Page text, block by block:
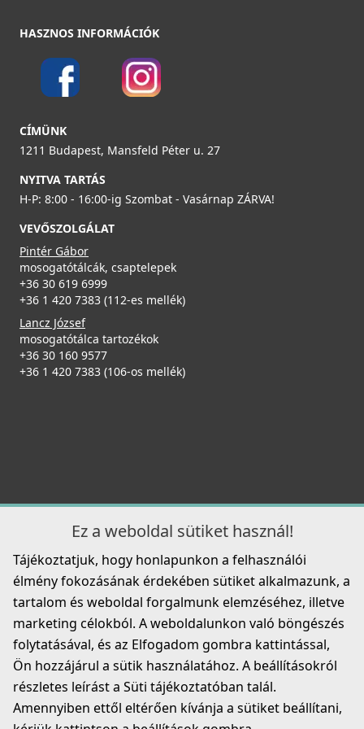
ELLECI - Mosogatótálca Quadra 100 K96
LKQ10096
ELLECI - Mosogatótálca Zen 102 K96
LKZ10296
109 990 Ft
ELLECI - Mosogatótálca Quadra 130 K96
129 990 Ft
Részletek
ELLECI - Csaptelep Cloud G48
89 990 Ft
ELLECI - Csaptelep Cloud G51
MGKCLO51
89 990 Ft
MGKCLO59
89 990 Ft
Részletek
HASZNOS INFORMÁCIÓK
CÍMÜNK
1211 Budapest, Mansfeld Péter u. 27
NYITVA TARTÁS
H-P: 8:00 - 16:00-ig Szombat - Vasárnap ZÁRVA!
VEVŐSZOLGÁLAT
Pintér Gábor
mosogatótálcák, csaptelepek
+36 30 619 6999
+36 1 420 7383 (112-es mellék)
Lancz József
mosogatótálca tartozékok
+36 30 160 9577
+36 1 420 7383 (106-os mellék)
Ez a weboldal sütiket használ!
Tájékoztatjuk, hogy honlapunkon a felhasználói
élmény fokozásának érdekében sütiket alkalmazunk, a
tartalom és weboldal forgalmunk elemzéséhez, illetve
marketing célokból. A weboldalunkon való böngészés
folytatásával, és az Elfogadom gombra kattintással,
Ön hozzájárul a sütik használatához. A beállításokról
részletes leírást a Süti tájékoztatóban talál.
Amennyiben ettől eltérően kívánja a sütiket beállítani,